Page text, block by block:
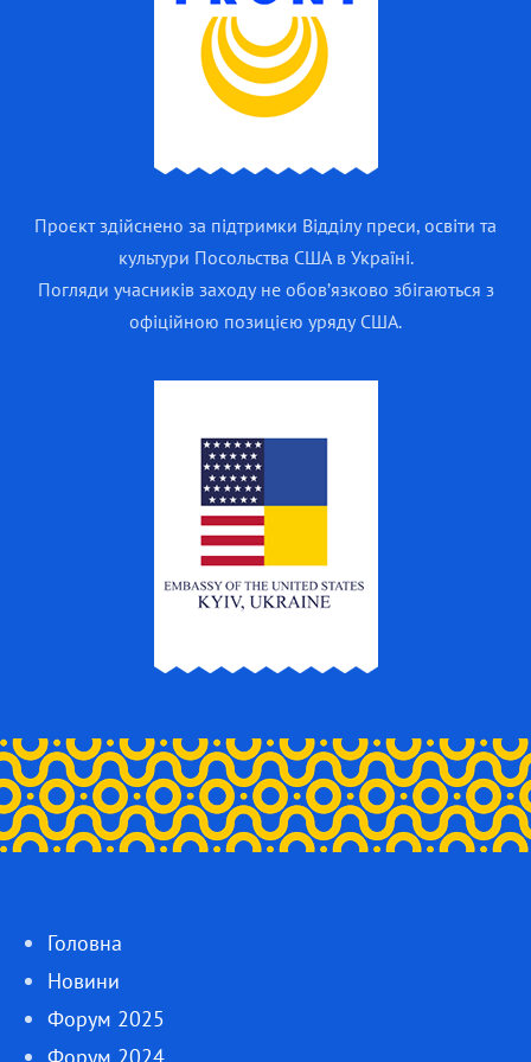
Проєкт здійснено за підтримки Відділу преси, освіти та
культури Посольства США в Україні.
Погляди учасників заходу не обов’язково збігаються з
офіційною позицією уряду США.
Головна
Новини
Форум 2025